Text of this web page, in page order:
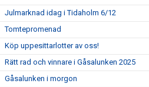
Julmarknad idag i Tidaholm 6/12
Tomtepromenad
Köp uppesittarlotter av oss!
Rätt rad och vinnare i Gåsalunken 2025
Gåsalunken i morgon